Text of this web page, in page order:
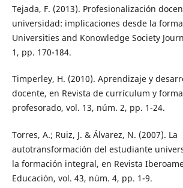
Tejada, F. (2013). Profesionalización
universidad: implicaciones desde la
Universities and Konowledge Society
1, pp. 170-184.
Timperley, H. (2010). Aprendizaje y
docente, en Revista de currículum y
profesorado, vol. 13, núm. 2, pp. 1-24.
Torres, A.; Ruiz, J. & Álvarez, N. (2007). La
autotransformación del estudiante
la formación integral, en Revista
Educación, vol. 43, núm. 4, pp. 1-9.